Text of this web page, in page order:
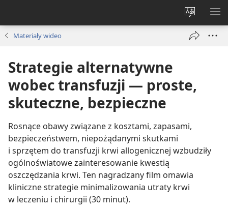
Wybór
języka
Materiały wideo
Strategie alternatywne
wobec transfuzji — proste,
skuteczne, bezpieczne
Rosnące obawy związane z kosztami, zapasami,
bezpieczeństwem, niepożądanymi skutkami
i sprzętem do transfuzji krwi allogenicznej wzbudziły
ogólnoświatowe zainteresowanie kwestią
oszczędzania krwi. Ten nagradzany film omawia
kliniczne strategie minimalizowania utraty krwi
w leczeniu i chirurgii (30 minut).